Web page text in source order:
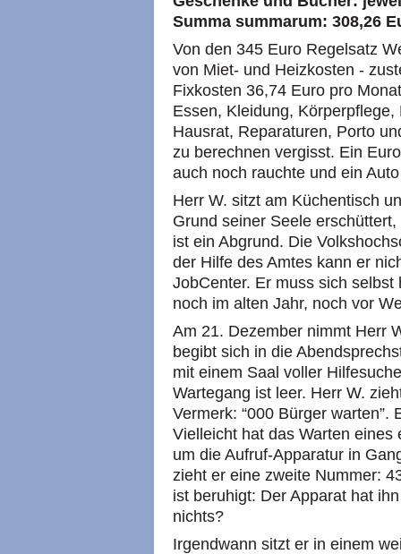
Summa summarum: 308,26
Von den 345 Euro Regelsatz
von Miet- und Heizkosten -
Fixkosten 36,74 Euro pro
Essen, Kleidung,
Hausrat, Reparaturen, Porto
zu berechnen vergisst. Ein
auch noch rauchte und ein
Herr W. sitzt am Küchentisch
Grund seiner Seele
ist ein Abgrund. Die
der Hilfe des Amtes kann er
JobCenter. Er muss sich
noch im alten Jahr, noch vor
Am 21. Dezember nimmt Herr
begibt sich in die
mit einem Saal voller
Wartegang ist leer. Herr W.
Vermerk: “000 Bürger
Vielleicht hat das Warten
um die Aufruf-Apparatur in
zieht er eine zweite Nummer:
ist beruhigt: Der Apparat hat
nichts?
Irgendwann sitzt er in einem